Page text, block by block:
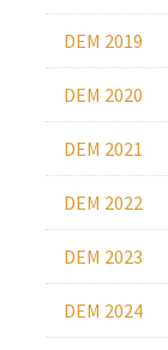
DEM 2019
DEM 2020
DEM 2021
DEM 2022
DEM 2023
DEM 2024